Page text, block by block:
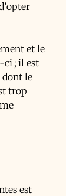
et le
ci ; il est
dont le
trop
est